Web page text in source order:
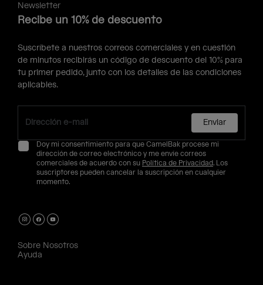
Newsletter
Recibe un 10% de descuento
Suscríbete a nuestros correos comerciales y en cuestión
de minutos recibirás un código de descuento del 10% para
tu primer pedido, junto con los detalles de las condiciones
aplicables.
Enviar
Doy mi consentimiento para que CamelBak procese mi
dirección de correo electrónico y me envíe correos
comerciales de acuerdo con su Política de Privacidad. Los
suscriptores pueden cancelar la suscripción en cualquier
momento.
Sobre Nosotros
Ayuda